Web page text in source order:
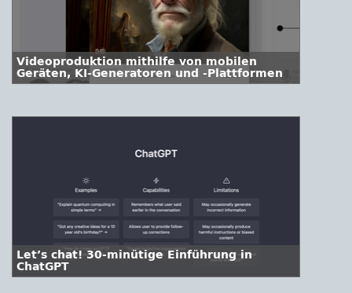
Videoproduktion mithilfe von mobilen
Geräten, KI-Generatoren und -Plattformen
Let’s chat! 30-minütige Einführung in
ChatGPT